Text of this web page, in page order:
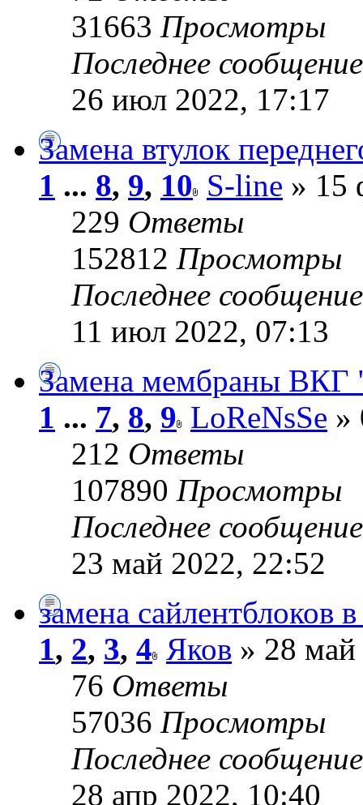
31663 Просмотры
Последнее
26 июл 2022, 17:17
Замена втулок
1 ... 8, 9, 10 S-line » 15
229 Ответы
152812 Просмотры
Последнее
11 июл 2022, 07:13
Замена мембраны ВКГ
1 ... 7, 8, 9 LoReNsSe »
212 Ответы
107890 Просмотры
Последнее
23 май 2022, 22:52
замена сайлентблоков
1, 2, 3, 4 Яков » 28
76 Ответы
57036 Просмотры
Последнее
28 апр 2022, 10:40